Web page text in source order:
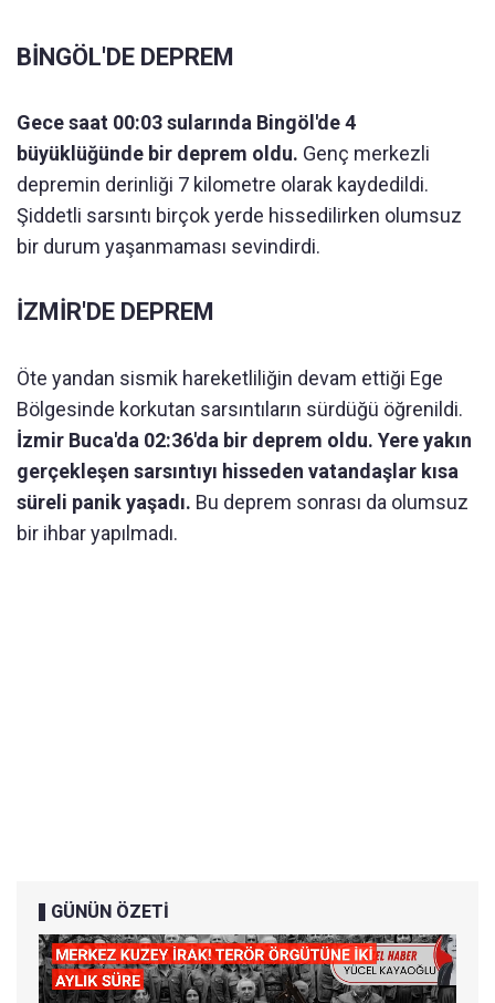
BİNGÖL'DE DEPREM
Gece saat 00:03 sularında Bingöl'de 4
büyüklüğünde bir deprem oldu. Genç merkezli
depremin derinliği 7 kilometre olarak kaydedildi.
Şiddetli sarsıntı birçok yerde hissedilirken olumsuz
bir durum yaşanmaması sevindirdi.
İZMİR'DE DEPREM
Öte yandan sismik hareketliliğin devam ettiği Ege
Bölgesinde korkutan sarsıntıların sürdüğü öğrenildi.
İzmir Buca'da 02:36'da bir deprem oldu. Yere yakın
gerçekleşen sarsıntıyı hisseden vatandaşlar kısa
süreli panik yaşadı. Bu deprem sonrası da olumsuz
bir ihbar yapılmadı.
GÜNÜN ÖZETİ